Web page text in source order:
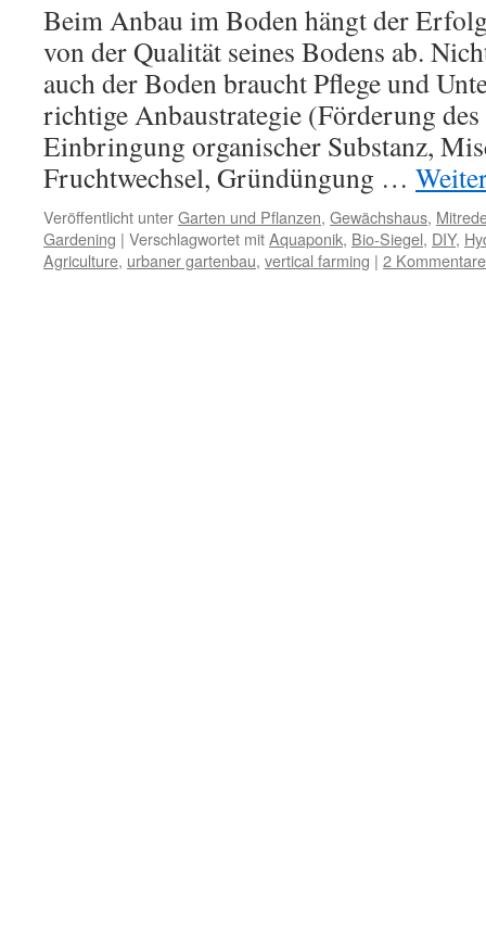
Beim Anbau im Boden hängt der
von der Qualität seines Bodens ab.
auch der Boden braucht Pflege und
richtige Anbaustrategie (Förderung
Einbringung organischer Substanz,
Fruchtwechsel, Gründüngung …
Veröffentlicht unterGarten und Pflanzen, Gewächshaus,
Gardening | Verschlagwortet mitAquaponik, Bio-Siegel, DIY,
Agriculture, urbaner gartenbau, vertical farming | 2 Kommentare